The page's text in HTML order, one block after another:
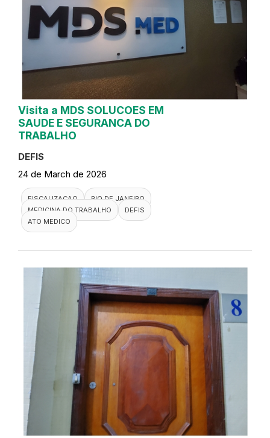
Visita a MDS SOLUCOES EM
SAUDE E SEGURANCA DO
TRABALHO
DEFIS
24 de March de 2026
FISCALIZACAO
RIO DE JANEIRO
MEDICINA DO TRABALHO
DEFIS
ATO MEDICO